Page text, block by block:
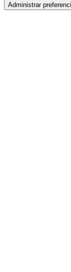
Administrar